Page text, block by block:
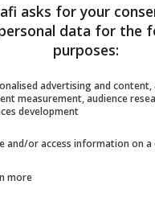
asks for your
data for the
purposes:
advertising and
measurement, audience
development
and/or access information on a
more